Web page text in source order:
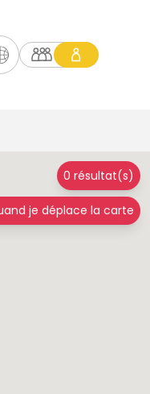
0 résultat(s)
je déplace la carte